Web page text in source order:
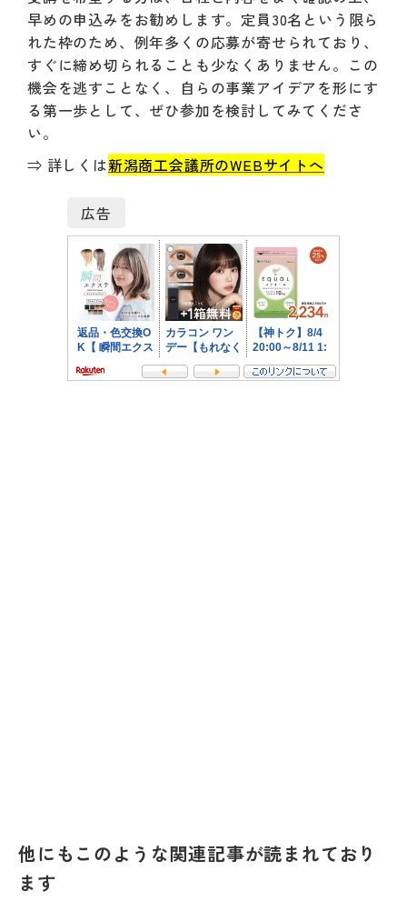
早めの申込みをお勧めします。定員30名という限ら
れた枠のため、例年多くの応募が寄せられており、
すぐに締め切られることも少なくありません。この
機会を逃すことなく、自らの事業アイデアを形にす
る第一歩として、ぜひ参加を検討してみてくださ
い。
⇒ 詳しくは新潟商工会議所のWEBサイトへ
広告
他にもこのような関連記事が読まれており
ます